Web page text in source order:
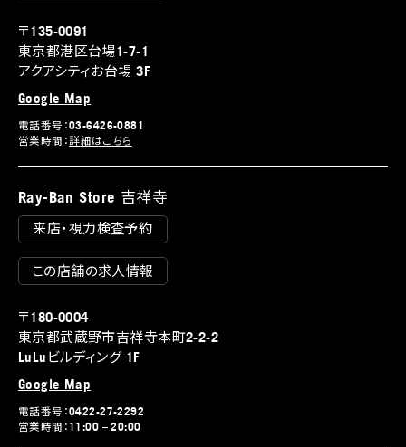
〒135-0091
東京都港区台場1-7-1
アクアシティお台場 3F
Google Map
電話番号：03-6426-0881
営業時間：詳細はこちら
Ray-Ban Store 吉祥寺
来店・視力検査予約
この店舗の求人情報
〒180-0004
東京都武蔵野市吉祥寺本町2-2-2
LuLuビルディング 1F
Google Map
電話番号：0422-27-2292
営業時間：11:00 – 20:00